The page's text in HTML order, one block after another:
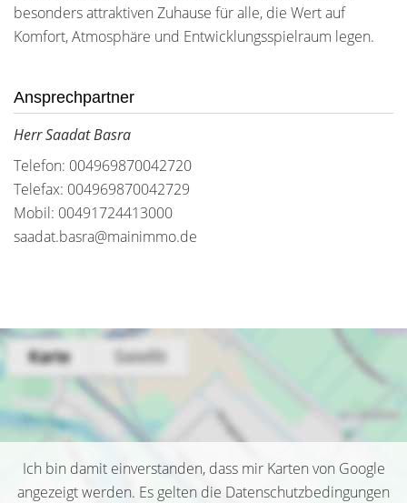
besonders attraktiven Zuhause für alle, die Wert auf
Komfort, Atmosphäre und Entwicklungsspielraum legen.
Ansprechpartner
Herr Saadat Basra
Telefon: 004969870042720
Telefax: 004969870042729
Mobil: 00491724413000
saadat.basra@mainimmo.de
Ich bin damit einverstanden, dass mir Karten von Google
angezeigt werden. Es gelten die Datenschutzbedingungen